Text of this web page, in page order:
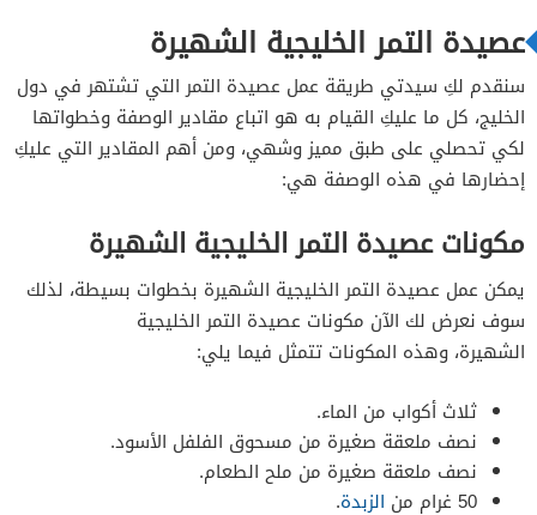
مكونات عصيدة التمر والموز
طريقة تحضير عصيدة التمر والموز
مكونات عصيدة الشوفان بالتمر والعسل
طريقة تحضير عصيدة الشوفان بالتمر والعسل
مكونات عصيدة الدخن والجوز
طريقة تحضير عصيدة الدخن بالجوز
مكونات عصيدة التمر بالفراولة
طريقة تحضير عصيدة التمر بالفراولة
عصيدة التمر الخليجية الشهيرة
سنقدم لكِ سيدتي طريقة عمل عصيدة التمر التي تشتهر في دول
الخليج، كل ما عليكِ القيام به هو اتباع مقادير الوصفة وخطواتها
لكي تحصلي على طبق مميز وشهي، ومن أهم المقادير التي عليكِ
إحضارها في هذه الوصفة هي:
مكونات عصيدة التمر الخليجية الشهيرة
يمكن عمل عصيدة التمر الخليجية الشهيرة بخطوات بسيطة، لذلك
سوف نعرض لك الآن مكونات عصيدة التمر الخليجية
الشهيرة، وهذه المكونات تتمثل فيما يلي:
ثلاث أكواب من الماء.
نصف ملعقة صغيرة من مسحوق الفلفل الأسود.
نصف ملعقة صغيرة من ملح الطعام.
50 غرام من
الزبدة.